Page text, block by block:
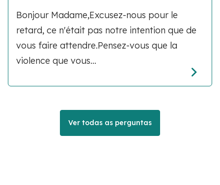
Bonjour Madame,Excusez-nous pour le
retard, ce n'était pas notre intention que de
vous faire attendre.Pensez-vous que la
violence que vous...
Ver todas as perguntas